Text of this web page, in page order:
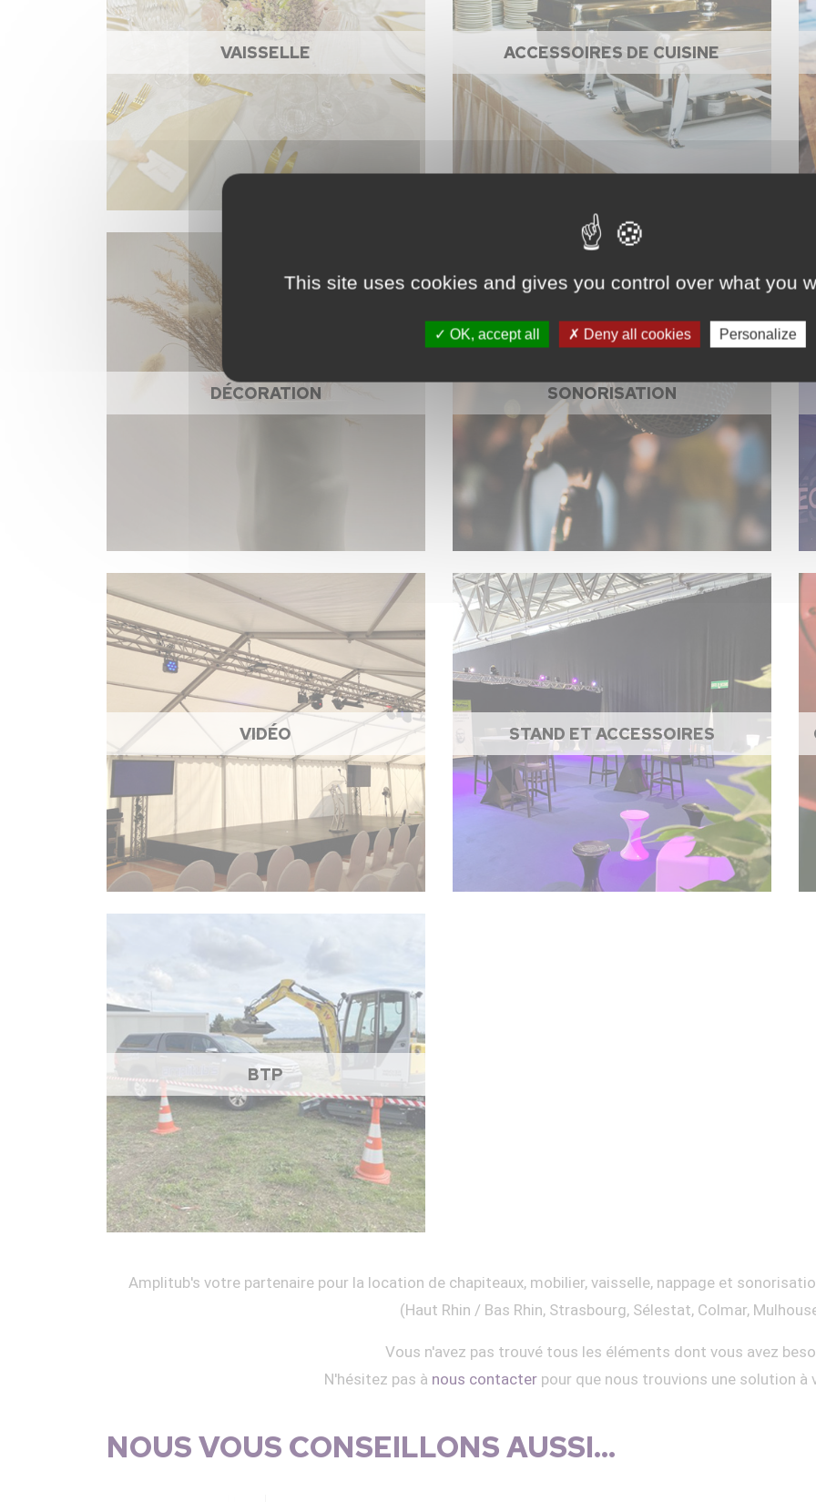
VAISSELLE ACCESSOIRES DE CUISINE
DÉCORATION SONORISATION
VIDÉO STAND ET ACCESSOIRES
BTP
Amplitub's votre partenaire pour la location de chapiteaux, mobilier, vaisselle, nappage et
(Haut Rhin / Bas Rhin, Strasbourg, Sélestat, Colmar,
Vous n'avez pas trouvé tous les éléments dont vous avez
N'hésitez pas à nous contacterpour que nous trouvions une solution à
NOUS VOUS CONSEILLONS AUSSI...
This site uses cookies and gives you control over what you
OK, accept all Deny all cookies Personalize